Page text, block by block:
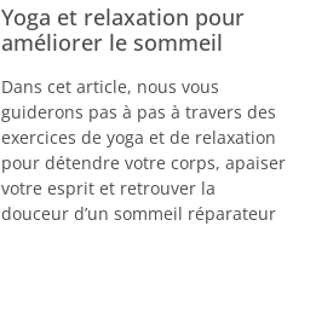
Yoga et relaxation pour
améliorer le sommeil
Dans cet article, nous vous
guiderons pas à pas à travers des
exercices de yoga et de relaxation
pour détendre votre corps, apaiser
votre esprit et retrouver la
douceur d’un sommeil réparateur